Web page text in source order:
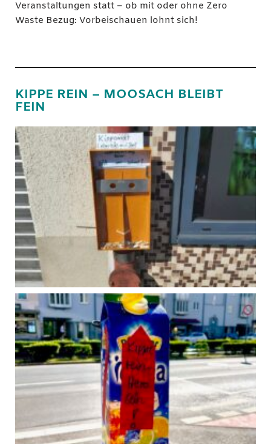
Veranstaltungen statt – ob mit oder ohne Zero
Waste Bezug: Vorbeischauen lohnt sich!
KIPPE REIN – MOOSACH BLEIBT
FEIN